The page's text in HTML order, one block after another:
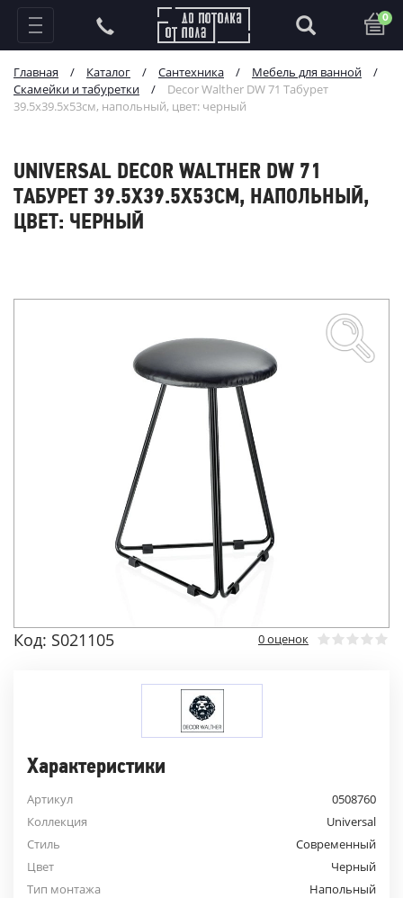
0
Главная / Каталог / Сантехника / Мебель для ванной
/
Скамейки и табуретки
/
Decor Walther DW 71 Табурет
39.5x39.5x53см, напольный, цвет: черный
UNIVERSAL DECOR WALTHER DW 71
ТАБУРЕТ 39.5X39.5X53СМ, НАПОЛЬНЫЙ,
ЦВЕТ: ЧЕРНЫЙ
Код: S021105 0 оценок
Характеристики
Артикул
0508760
Коллекция
Universal
Стиль
Современный
Цвет
Черный
Тип монтажа
Напольный